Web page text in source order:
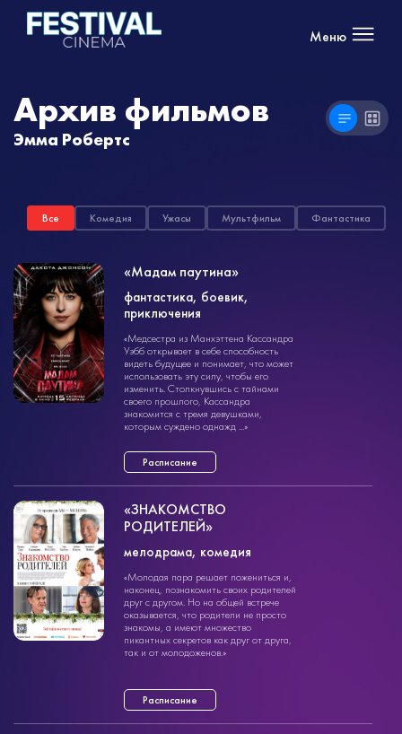
Меню
Архив фильмов
Эмма Робертс
Все Комедия Ужасы Мультфильм Фантастика
фантастика
1ч. 57мин.
16+
«Мадам паутина»
фантастика, боевик,
приключения
«Медсестра из Манхэттена Кассандра
Уэбб открывает в себе способность
видеть будущее и понимает, что может
использовать эту силу, чтобы его
изменить. Столкнувшись с тайнами
своего прошлого, Кассандра
знакомится с тремя девушками,
которым суждено однажд ...»
Расписание
мелодрама
1ч. 35мин.
16+
«ЗНАКОМСТВО
РОДИТЕЛЕЙ»
мелодрама, комедия
«Молодая пара решает пожениться и,
наконец, познакомить своих родителей
друг с другом. Но на общей встрече
оказывается, что родители не просто
знакомы, а имеют множество
пикантных секретов как друг от друга,
так и от молодоженов.»
Расписание